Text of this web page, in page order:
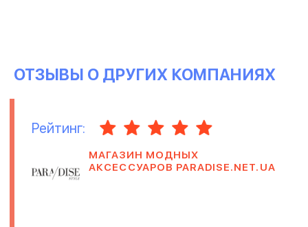
ОТЗЫВЫ О ДРУГИХ КОМПАНИЯХ
Рейтинг:
МАГАЗИН МОДНЫХ
АКСЕССУАРОВ PARADISE.NET.UA